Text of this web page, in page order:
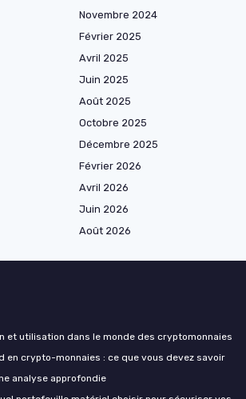
Novembre 2024
Février 2025
Avril 2025
Juin 2025
Août 2025
Octobre 2025
Décembre 2025
Février 2026
Avril 2026
Juin 2026
Août 2026
et utilisation dans le monde des cryptomonnaies
en crypto-monnaies : ce que vous devez savoir
analyse approfondie